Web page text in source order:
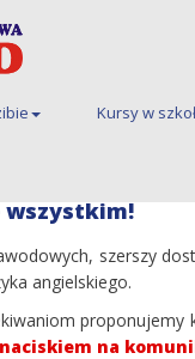
Kursy w
Kursy dla dorosłych
wszystkim!
szerszy
angielskiego.
na